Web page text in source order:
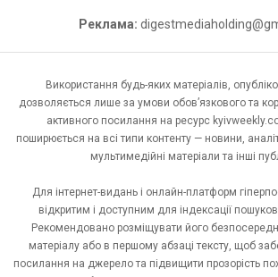
Реклама:
Використання будь-яких матеріалів,
дозволяється лише за умови обов’язкового та
активного посилання на ресурс
поширюється на всі типи контенту — новини,
мультимедійні матеріали та інші
Для інтернет-видань і онлайн-платформ
відкритим і доступним для індексації
Рекомендовано розміщувати його
матеріалу або в першому абзаці тексту, щоб
посилання на джерело та підвищити прозорість